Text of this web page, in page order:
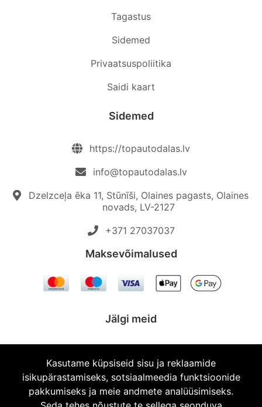
Tagastus
Sidemed
Privaatsuspoliitika
Saidi kaart
Sidemed
https://topautodalas.lv
info@topautodalas.lv
Dzelzceļa ēka 11, Stūnīši, Olaines pagasts, Olaines
novads, LV-2127
+371 27037037‬
Maksevõimalused
Jälgi meid
© 2026 Topautodalas.lv Kõik õigused kaitstud.
Kasutame küpsiseid sisu ja reklaamide
isikupärastamiseks, sotsiaalmeedia funktsioonide
pakkumiseks ja meie andmete analüüsimiseks.